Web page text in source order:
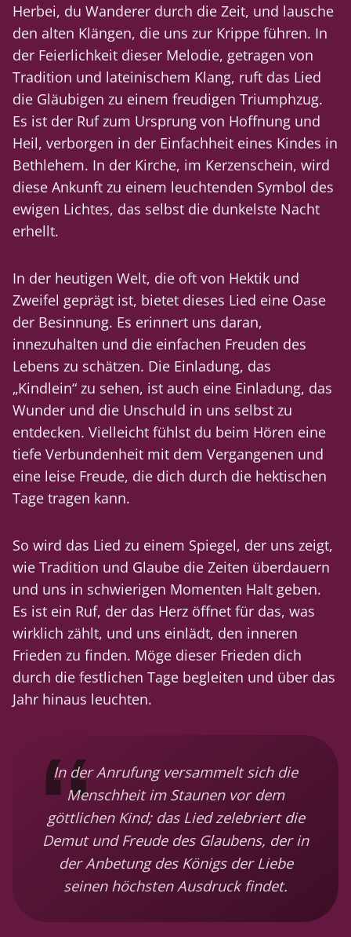
Herbei, du Wanderer durch die Zeit, und lausche
den alten Klängen, die uns zur Krippe führen. In
der Feierlichkeit dieser Melodie, getragen von
Tradition und lateinischem Klang, ruft das Lied
die Gläubigen zu einem freudigen Triumphzug.
Es ist der Ruf zum Ursprung von Hoffnung und
Heil, verborgen in der Einfachheit eines Kindes in
Bethlehem. In der Kirche, im Kerzenschein, wird
diese Ankunft zu einem leuchtenden Symbol des
ewigen Lichtes, das selbst die dunkelste Nacht
erhellt.
In der heutigen Welt, die oft von Hektik und
Zweifel geprägt ist, bietet dieses Lied eine Oase
der Besinnung. Es erinnert uns daran,
innezuhalten und die einfachen Freuden des
Lebens zu schätzen. Die Einladung, das
„Kindlein“ zu sehen, ist auch eine Einladung, das
Wunder und die Unschuld in uns selbst zu
entdecken. Vielleicht fühlst du beim Hören eine
tiefe Verbundenheit mit dem Vergangenen und
eine leise Freude, die dich durch die hektischen
Tage tragen kann.
So wird das Lied zu einem Spiegel, der uns zeigt,
wie Tradition und Glaube die Zeiten überdauern
und uns in schwierigen Momenten Halt geben.
Es ist ein Ruf, der das Herz öffnet für das, was
wirklich zählt, und uns einlädt, den inneren
Frieden zu finden. Möge dieser Frieden dich
durch die festlichen Tage begleiten und über das
Jahr hinaus leuchten.
In der Anrufung versammelt sich die
Menschheit im Staunen vor dem
göttlichen Kind; das Lied zelebriert die
Demut und Freude des Glaubens, der in
der Anbetung des Königs der Liebe
seinen höchsten Ausdruck findet.